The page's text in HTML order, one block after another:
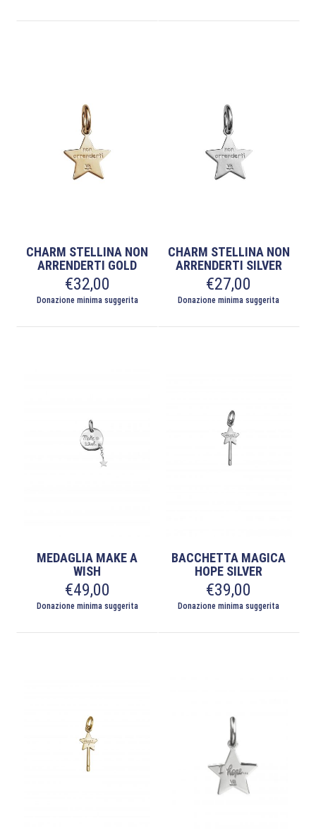
CHARM STELLINA NON
ARRENDERTI GOLD
€32,00
Donazione minima suggerita
CHARM STELLINA NON
ARRENDERTI SILVER
€27,00
Donazione minima suggerita
MEDAGLIA MAKE A
WISH
€49,00
Donazione minima suggerita
BACCHETTA MAGICA
HOPE SILVER
€39,00
Donazione minima suggerita